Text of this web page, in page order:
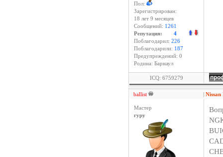
Пол:
Зарегистрирован:
18 лет 9 месяцев
Сообщений: 1261
Репутация: 4
Поблагодарил: 226
Поблагодарили: 187
Предупреждений: 0
Родина: Барнаул
ICQ: 6759279
ballist |
Мастер
гуру